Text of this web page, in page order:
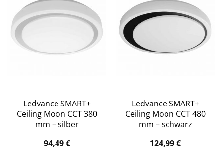
Ledvance SMART+
Ceiling Moon CCT 380
mm – silber
94,49€
Ledvance SMART+
Ceiling Moon CCT 480
mm – schwarz
124,99€